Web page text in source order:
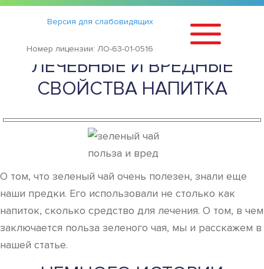
Версия для слабовидящих
Номер лицензии: ЛО-63-01-0516
Статьи ›
ЗЕЛЁНЫЙ ЧАЙ — ПОЛЕЗНЫЕ,
ЛЕЧЕБНЫЕ И ВРЕДНЫЕ
СВОЙСТВА НАПИТКА
О том, что зеленый чай очень полезен, знали еще
наши предки. Его использовали не столько как
напиток, сколько средство для лечения. О том, в чем
заключается польза зеленого чая, мы и расскажем в
нашей статье.